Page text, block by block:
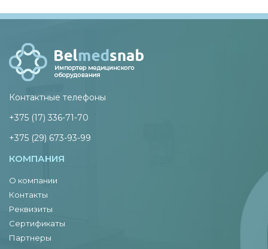
Контактные телефоны
+375 (17) 336-71-70
+375 (29) 673-93-99
КОМПАНИЯ
О компании
Контакты
Реквизиты
Сертификаты
Партнеры